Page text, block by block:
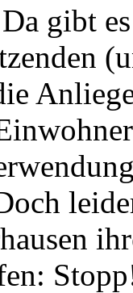
gibt